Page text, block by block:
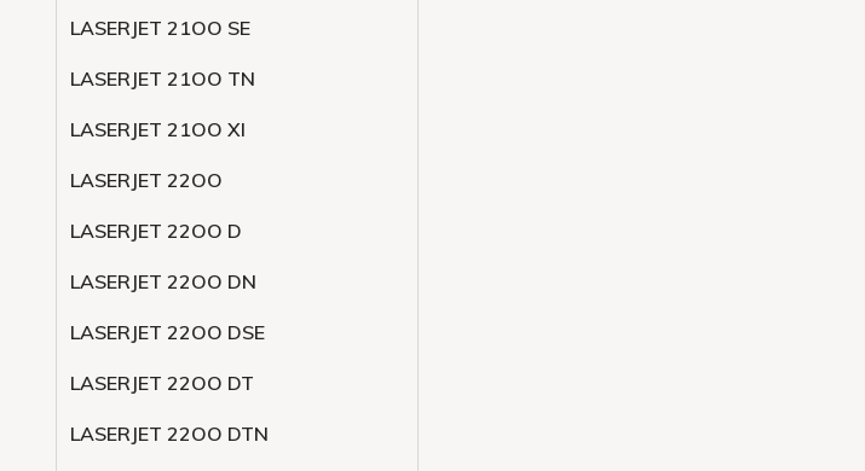
LASERJET 21OO SE
LASERJET 21OO TN
LASERJET 21OO XI
LASERJET 22OO
LASERJET 22OO D
LASERJET 22OO DN
LASERJET 22OO DSE
LASERJET 22OO DT
LASERJET 22OO DTN